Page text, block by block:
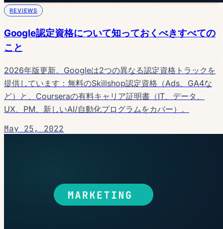
REVIEWS
Google認定資格について知っておくべきすべての
こと
2026年版更新。Googleは2つの異なる認定資格トラックを
提供しています：無料のSkillshop認定資格（Ads、GA4な
ど）と、Courseraの有料キャリア証明書（IT、データ、
UX、PM、新しいAI/自動化プログラムをカバー）。
May 25, 2022